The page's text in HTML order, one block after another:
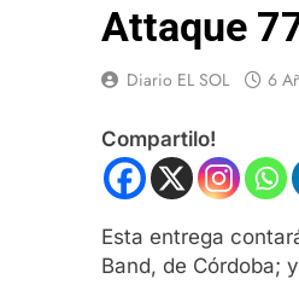
Attaque
Diario EL SOL 6
Compartilo!
Esta entrega
Band, de Córdoba;